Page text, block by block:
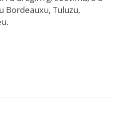
Bordeauxu, Tuluzu,